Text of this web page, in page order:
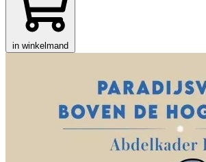
in winkelmand